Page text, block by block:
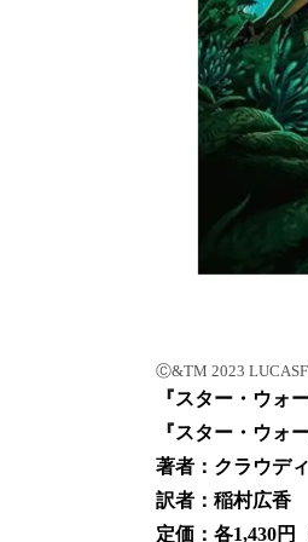
Ⓒ&TM 2023
『スター・ウ
『スター・ウ
著者：クラウデ
訳者：稲村広香
定価：各1,430円